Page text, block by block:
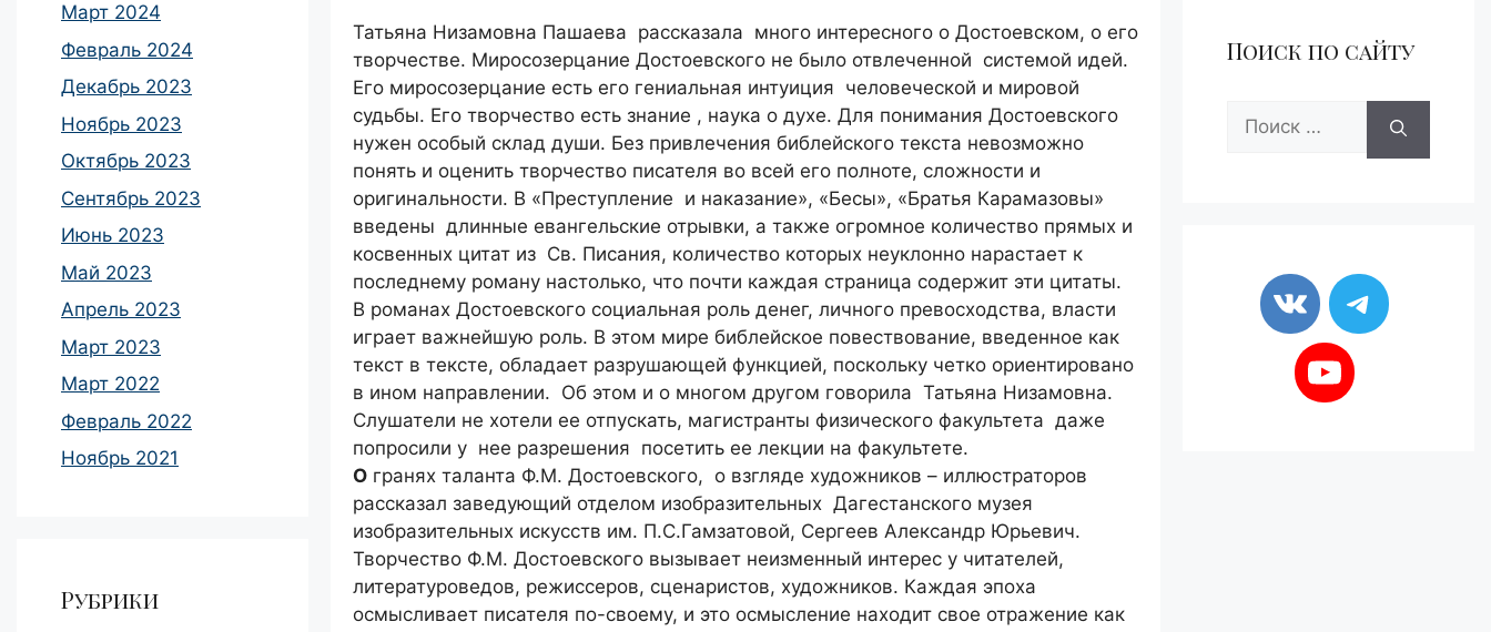
Татьяна Низамовна Пашаева рассказала много интересного о Достоевском, о его
творчестве. Миросозерцание Достоевского не было отвлеченной системой идей.
Его миросозерцание есть его гениальная интуиция человеческой и мировой
судьбы. Его творчество есть знание , наука о духе. Для понимания Достоевского
нужен особый склад души. Без привлечения библейского текста невозможно
понять и оценить творчество писателя во всей его полноте, сложности и
оригинальности. В «Преступление и наказание», «Бесы», «Братья Карамазовы»
введены длинные евангельские отрывки, а также огромное количество прямых и
косвенных цитат из Св. Писания, количество которых неуклонно нарастает к
последнему роману настолько, что почти каждая страница содержит эти цитаты.
В романах Достоевского социальная роль денег, личного превосходства, власти
играет важнейшую роль. В этом мире библейское повествование, введенное как
текст в тексте, обладает разрушающей функцией, поскольку четко ориентировано
в ином направлении. Об этом и о многом другом говорила Татьяна Низамовна.
Слушатели не хотели ее отпускать, магистранты физического факультета даже
попросили у нее разрешения посетить ее лекции на факультете.
Огранях таланта Ф.М. Достоевского, о взгляде художников – иллюстраторов
рассказал заведующий отделом изобразительных Дагестанского музея
изобразительных искусств им. П.С.Гамзатовой, Сергеев Александр Юрьевич.
Творчество Ф.М. Достоевского вызывает неизменный интерес у читателей,
литературоведов, режиссеров, сценаристов, художников. Каждая эпоха
осмысливает писателя по-своему, и это осмысление находит свое отражение как
Март 2024
Февраль 2024
Декабрь 2023
Ноябрь 2023
Октябрь 2023
Сентябрь 2023
Июнь 2023
Май 2023
Апрель 2023
Март 2023
Март 2022
Февраль 2022
Ноябрь 2021
Рубрики
Поиск по сайту